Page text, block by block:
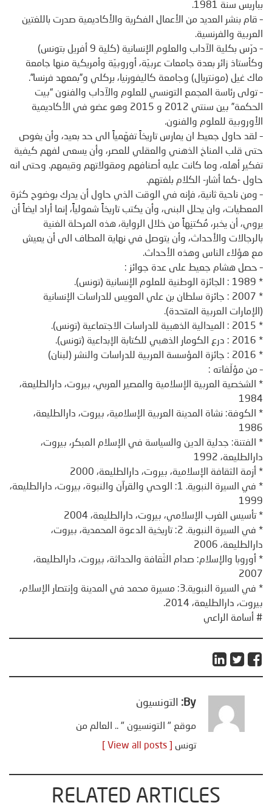
بباريس سنة 1981.
– قام بنشر العديد من الأعمال الفكرية والأكاديمية صدرت باللغتين
العربية والفرنسية.
– درّس بكلية الآداب والعلوم الإنسانية (كلية 9 أفريل بتونس)
وكأستاذ زائر بعدة جامعات عربيّة، أوروبيّة وأمريكية منها جامعة
ماك غيل (مونتريال) وجامعة كاليفورنيا، بركلي و”بمعهد فرنسا”.
– تولى رئاسة المجمع التونسي للعلوم والآداب والفنون “بيت
الحكمة” بين سنتي 2012 و 2015 وهو عضو في الأكاديمية
الأوروبية للعلوم والفنون.
– لقد حاول جعيط ان يمارس تاريخاً تفهّمياً الى حد بعيد، وأن يغوص
حتى قلب المناخ الذهني والعقلي للعصر، وأن يسعى لفهم كيفية
تفكير أهله، وما كانت عليه أصنافهم ومقولاتهم وقيمهم. وحتى انه
حاول -كما أشار- الكلام بلغتهم.
– ومن ناحية ثانية، فإنه في الوقت الذي حاول أن يدرك بوضوح كثرة
المعطيات، وان يحلل البنى، وأن يكتب تاريخاً شمولياًً، إنما أراد ايضاً أن
يروي، أن يخبر، مُكتنِهاً من خلال الرواية، هذه المرحلة الغنية
بالرجالات والأحداث، وأن يتوصل في نهاية المطاف الى أن يعيش
مع هؤلاء الناس وهذه الأحداث.
– حصل هشام جعيط على عدة جوائز :
* 1989 : الجائزة الوطنية للعلوم الإنسانية (تونس).
* 2007 : جائزة سلطان بن علي العويس للدراسات الإنسانية
(الإمارات العربية المتحدة).
* 2015 : الميدالية الذهبية للدراسات الاجتماعية (تونس).
* 2016 : درع الكومار الذهبي للكتابة الإبداعية (تونس).
* 2016 : جائزة المؤسسة العربية للدراسات والنشر (لبنان)
– من مؤلّفاته :
* الشخصية العربية الإسلامية والمصير العربي، بيروت، دارالطليعة،
1984
* الكوفة: نشاة المدينة العربية الإسلامية، بيروت، دارالطليعة،
1986
* الفتنة: جدلية الدين والسياسة في الإسلام المبكر، بيروت،
دارالطليعة، 1992
* أزمة الثقافة الإسلامية، بيروت، دارالطليعة، 2000
* في السيرة النبوية. 1: الوحي والقرآن والنبوة، بيروت، دارالطليعة،
1999
* تأسيس الغرب الإسلامي، بيروت، دارالطليعة، 2004
* في السيرة النبوية. 2: تاريخية الدعوة المحمدية، بيروت،
دارالطليعة، 2006
* أوروبا والإسلام: صدام الثّقافة والحداثة، بيروت، دارالطليعة،
2007
* في السيرة النبوية.3: مسيرة محمد في المدينة وإنتصار الإسلام،
بيروت، دارالطليعة، 2014.
# أسامة الراعي
By: التونسيون
موقع " التونسيون " .. العالم من
تونس
RELATED ARTICLES